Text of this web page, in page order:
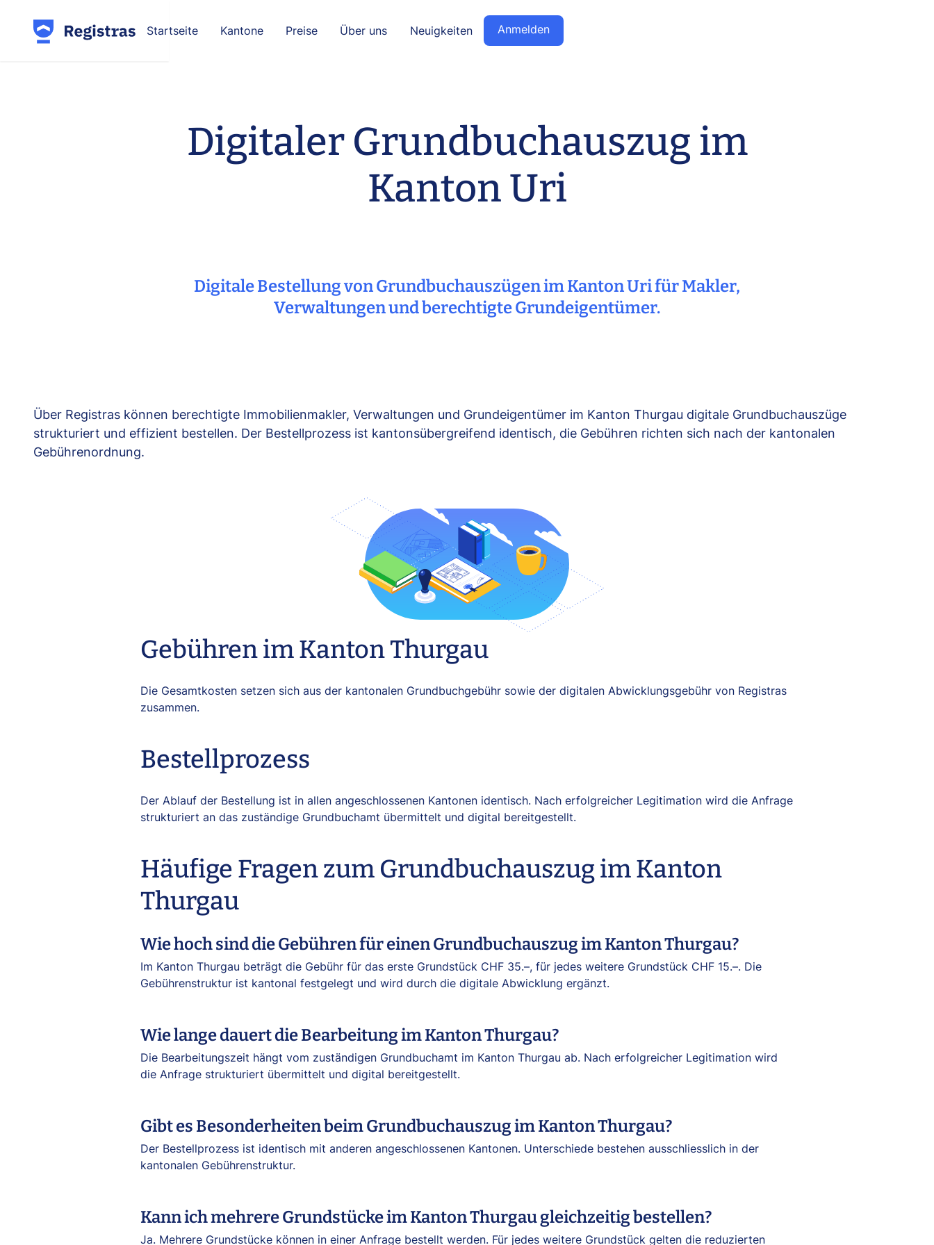
Startseite Kantone Preise Über uns Neuigkeiten Anmelden
Digitaler Grundbuchauszug im
Kanton Uri
Digitale Bestellung von Grundbuchauszügen im Kanton Uri für Makler,
Verwaltungen und berechtigte Grundeigentümer.
Über Registras können berechtigte Immobilienmakler, Verwaltungen und Grundeigentümer im Kanton Thurgau digitale Grundbuchauszüge
strukturiert und effizient bestellen. Der Bestellprozess ist kantonsübergreifend identisch, die Gebühren richten sich nach der kantonalen
Gebührenordnung.
Gebühren im Kanton Thurgau
Die Gesamtkosten setzen sich aus der kantonalen Grundbuchgebühr sowie der digitalen Abwicklungsgebühr von Registras
zusammen.
Bestellprozess
Der Ablauf der Bestellung ist in allen angeschlossenen Kantonen identisch. Nach erfolgreicher Legitimation wird die Anfrage
strukturiert an das zuständige Grundbuchamt übermittelt und digital bereitgestellt.
Häufige Fragen zum Grundbuchauszug im Kanton
Thurgau
Wie hoch sind die Gebühren für einen Grundbuchauszug im Kanton Thurgau?
Im Kanton Thurgau beträgt die Gebühr für das erste Grundstück CHF 35.–, für jedes weitere Grundstück CHF 15.–. Die
Gebührenstruktur ist kantonal festgelegt und wird durch die digitale Abwicklung ergänzt.
Wie lange dauert die Bearbeitung im Kanton Thurgau?
Die Bearbeitungszeit hängt vom zuständigen Grundbuchamt im Kanton Thurgau ab. Nach erfolgreicher Legitimation wird
die Anfrage strukturiert übermittelt und digital bereitgestellt.
Gibt es Besonderheiten beim Grundbuchauszug im Kanton Thurgau?
Der Bestellprozess ist identisch mit anderen angeschlossenen Kantonen. Unterschiede bestehen ausschliesslich in der
kantonalen Gebührenstruktur.
Kann ich mehrere Grundstücke im Kanton Thurgau gleichzeitig bestellen?
Ja. Mehrere Grundstücke können in einer Anfrage bestellt werden. Für jedes weitere Grundstück gelten die reduzierten